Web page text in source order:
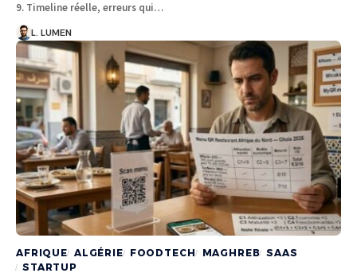
9. Timeline réelle, erreurs qui…
L. LUMEN
AFRIQUE ALGÉRIE FOODTECH MAGHREB SAAS
STARTUP